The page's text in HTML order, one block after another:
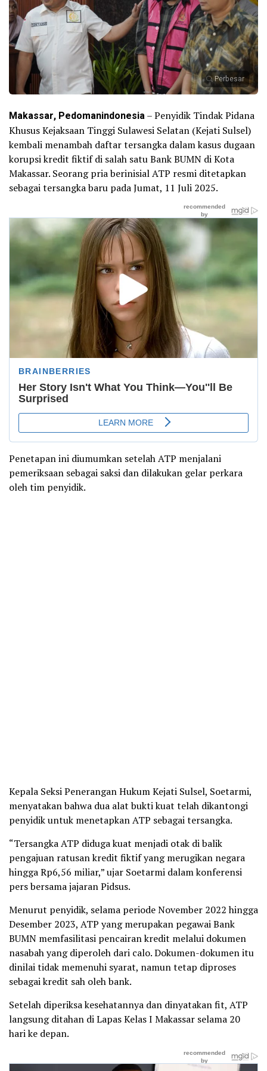
Perbesar
Makassar, Pedomanindonesia– Penyidik Tindak Pidana
Khusus Kejaksaan Tinggi Sulawesi Selatan (Kejati Sulsel)
kembali menambah daftar tersangka dalam kasus dugaan
korupsi kredit fiktif di salah satu Bank BUMN di Kota
Makassar. Seorang pria berinisial ATP resmi ditetapkan
sebagai tersangka baru pada Jumat, 11 Juli 2025.
Penetapan ini diumumkan setelah ATP menjalani
pemeriksaan sebagai saksi dan dilakukan gelar perkara
oleh tim penyidik.
Kepala Seksi Penerangan Hukum Kejati Sulsel, Soetarmi,
menyatakan bahwa dua alat bukti kuat telah dikantongi
penyidik untuk menetapkan ATP sebagai tersangka.
“Tersangka ATP diduga kuat menjadi otak di balik
pengajuan ratusan kredit fiktif yang merugikan negara
hingga Rp6,56 miliar,” ujar Soetarmi dalam konferensi
pers bersama jajaran Pidsus.
Menurut penyidik, selama periode November 2022 hingga
Desember 2023, ATP yang merupakan pegawai Bank
BUMN memfasilitasi pencairan kredit melalui dokumen
nasabah yang diperoleh dari calo. Dokumen-dokumen itu
dinilai tidak memenuhi syarat, namun tetap diproses
sebagai kredit sah oleh bank.
Setelah diperiksa kesehatannya dan dinyatakan fit, ATP
langsung ditahan di Lapas Kelas I Makassar selama 20
hari ke depan.